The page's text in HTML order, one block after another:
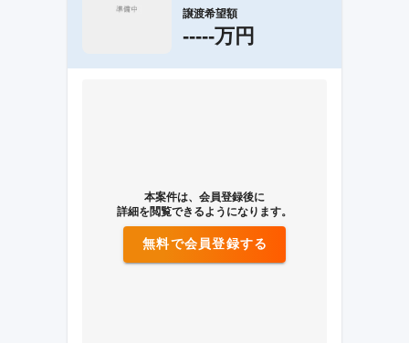
譲渡希望額
-----万円
本案件は、会員登録後に
詳細を閲覧できるようになります。
無料で会員登録する